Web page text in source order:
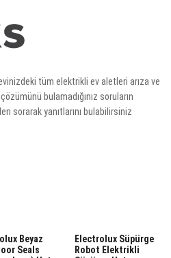
tüm elektrikli ev aletleri arıza ve
bulamadığınız soruların
sorarak yanıtlarını bulabilirsiniz
Beyaz
Seals
Electrolux Süpürge
Robot Elektrikli